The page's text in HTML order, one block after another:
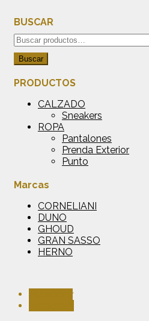
BUSCAR
Buscar
por:
Buscar
PRODUCTOS
CALZADO
Sneakers
ROPA
Pantalones
Prenda Exterior
Punto
Marcas
CORNELIANI
DUNO
GHOUD
GRAN SASSO
HERNO